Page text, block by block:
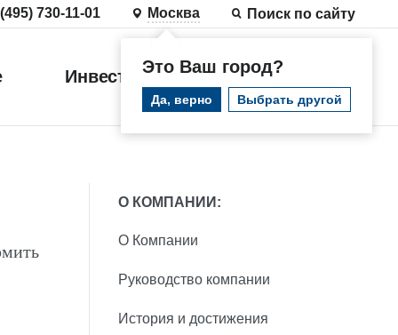
730-11-01 Москва
Это Ваш город?
Да, верно Выбрать другой
Поиск по сайту
Инвестиции
О КОМПАНИИ:
О Компании
Руководство компании
История и достижения